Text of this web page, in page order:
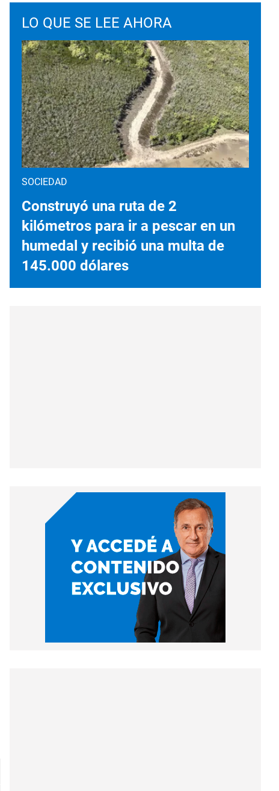
LO QUE SE LEE AHORA
SOCIEDAD
Construyó una ruta de 2
kilómetros para ir a pescar en un
humedal y recibió una multa de
145.000 dólares